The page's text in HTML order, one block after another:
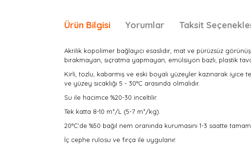
Ürün Bilgisi Yorumlar Taksit
Akrilik kopolimer bağlayıcı esaslıdır, mat ve pürüzsüz
bırakmayan, sıçratma yapmayan, emülsiyon bazlı, plastik
Kirli, tozlu, kabarmış ve eski boyalı yüzeyler kazınarak iyice
ve yüzey sıcaklığı 5 - 30°C arasında olmalıdır.
Su ile hacimce %20-30 inceltilir.
Tek katta 8-10 m²/L (5-7 m²/kg).
20°C’de %50 bağıl nem oranında kurumasını 1-3 saatte
İç cephe rulosu ve fırça ile uygulanır.